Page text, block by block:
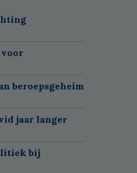
beroepsgeheim
jaar langer
bij